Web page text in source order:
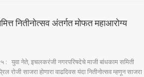
नितीनोत्सव अंतर्गत मोफत महाआरोग्य
: युवा नेते, इचलकरंजी नगरपरिषदेचे माजी बांधकाम समिती
रोजी साजरा होणारा वाढदिवस यंदा नितीनोत्सव म्हणून साजरा